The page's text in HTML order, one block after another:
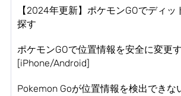
【2024年更新】ポケモンGOでディッ
探す
ポケモンGOで位置情報を安全に変更
[iPhone/Android]
Pokemon Goが位置情報を検出できな